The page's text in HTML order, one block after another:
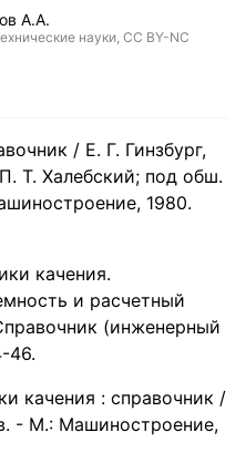
А.А.
науки, CC BY-NC
/ Е. Г. Гинзбург,
Т. Халебский; под обш.
1980.
качения.
и расчетный
(инженерный
46.
качения : справочник /
- М.: Машиностроение,